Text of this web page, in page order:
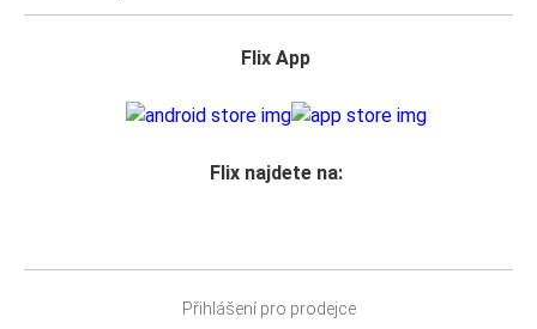
Flix App
Flix najdete na:
Přihlášení pro prodejce